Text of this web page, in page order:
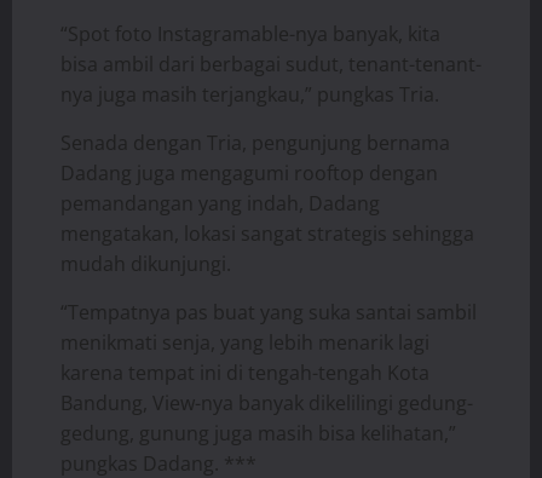
“Spot foto Instagramable-nya banyak, kita
bisa ambil dari berbagai sudut, tenant-tenant-
nya juga masih terjangkau,” pungkas Tria.
Senada dengan Tria, pengunjung bernama
Dadang juga mengagumi rooftop dengan
pemandangan yang indah, Dadang
mengatakan, lokasi sangat strategis sehingga
mudah dikunjungi.
“Tempatnya pas buat yang suka santai sambil
menikmati senja, yang lebih menarik lagi
karena tempat ini di tengah-tengah Kota
Bandung, View-nya banyak dikelilingi gedung-
gedung, gunung juga masih bisa kelihatan,”
pungkas Dadang. ***